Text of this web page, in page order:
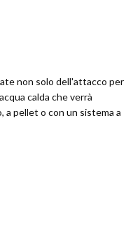
non solo dell'attacco per
calda che verrà
a pellet o con un sistema a